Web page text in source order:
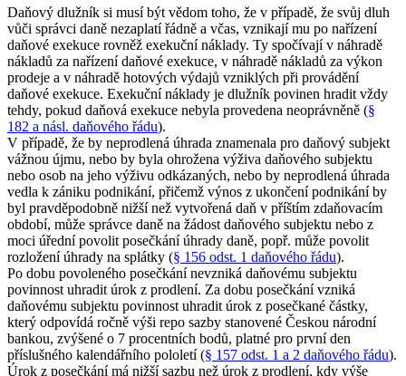
Daňový dlužník si musí být vědom toho, že v případě, že svůj dluh
vůči správci daně nezaplatí řádně a včas, vznikají mu po nařízení
daňové exekuce rovněž exekuční náklady. Ty spočívají v náhradě
nákladů za nařízení daňové exekuce, v náhradě nákladů za výkon
prodeje a v náhradě hotových výdajů vzniklých při provádění
daňové exekuce. Exekuční náklady je dlužník povinen hradit vždy
tehdy, pokud daňová exekuce nebyla provedena neoprávněně (§
182 a násl. daňového řádu).
V případě, že by neprodlená úhrada znamenala pro daňový subjekt
vážnou újmu, nebo by byla ohrožena výživa daňového subjektu
nebo osob na jeho výživu odkázaných, nebo by neprodlená úhrada
vedla k zániku podnikání, přičemž výnos z ukončení podnikání by
byl pravděpodobně nižší než vytvořená daň v příštím zdaňovacím
období, může správce daně na žádost daňového subjektu nebo z
moci úřední povolit posečkání úhrady daně, popř. může povolit
rozložení úhrady na splátky (§ 156 odst. 1 daňového řádu).
Po dobu povoleného posečkání nevzniká daňovému subjektu
povinnost uhradit úrok z prodlení. Za dobu posečkání vzniká
daňovému subjektu povinnost uhradit úrok z posečkané částky,
který odpovídá ročně výši repo sazby stanovené Českou národní
bankou, zvýšené o 7 procentních bodů, platné pro první den
příslušného kalendářního pololetí (§ 157 odst. 1 a 2 daňového řádu).
Úrok z posečkání má nižší sazbu než úrok z prodlení, kdy výše